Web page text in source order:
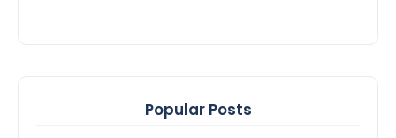
Popular Posts